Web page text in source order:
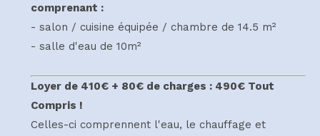
comprenant :
- salon / cuisine équipée / chambre de 14.5 m²
- salle d'eau de 10m²
Loyer de 410€ + 80€ de charges : 490€ Tout
Compris !
Celles-ci comprennent l'eau, le chauffage et